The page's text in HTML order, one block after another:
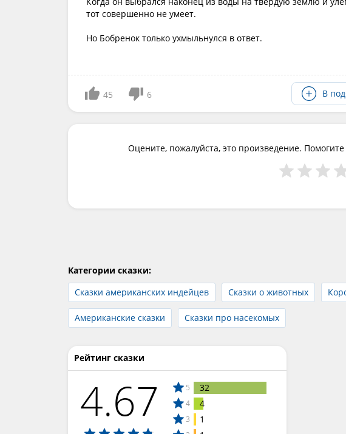
тот совершенно не умеет.
Но Бобренок только ухмыльнулся в ответ.
45 6 В
Оцените, пожалуйста, это произведение.
Категории сказки:
Сказки американских индейцев
Сказки о животных
Американские сказки Сказки про насекомых
Рейтинг сказки
4.67 5 32
4 4
3 1